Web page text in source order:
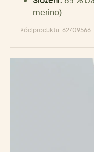
merino)
Kód produktu: 62709566